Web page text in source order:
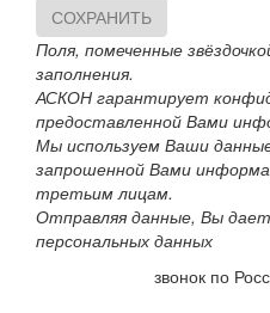
СОХРАНИТЬ
Поля, помеченные
заполнения.
АСКОН гарантирует
предоставленной Вами
Мы используем Ваши
запрошенной Вами
третьим лицам.
Отправляя данные, Вы
персональных данных
звонок по